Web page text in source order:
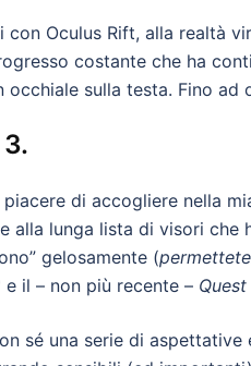
con Oculus Rift, alla realtà
costante che ha
sulla testa. Fino ad
di accogliere nella
alla lunga lista di visori
gelosamente (
e il – non più recente –
sé una serie di